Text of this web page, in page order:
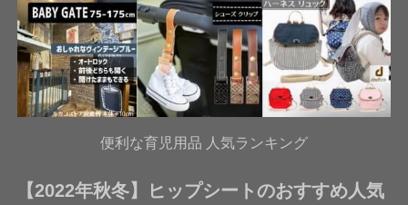
便利な育児用品 人気ランキング
【2022年秋冬】ヒップシートのおすすめ人気